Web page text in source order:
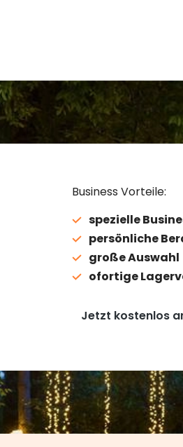
Business Vorteile:
spezielle
persönliche
große Auswahl
ofortige
Jetzt kostenlos